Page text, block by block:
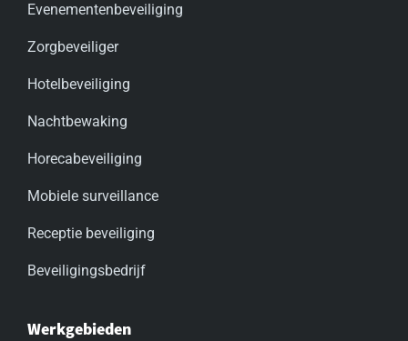
Evenementenbeveiliging
Zorgbeveiliger
Hotelbeveiliging
Nachtbewaking
Horecabeveiliging
Mobiele surveillance
Receptie beveiliging
Beveiligingsbedrijf
Werkgebieden